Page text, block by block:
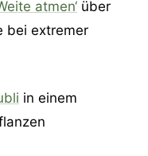
atmen‘ über
bei extremer
in einem